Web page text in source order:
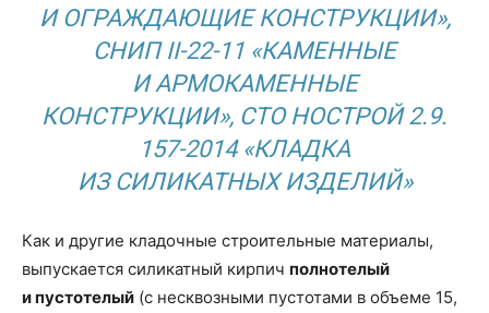
И ОГРАЖДАЮЩИЕ КОНСТРУКЦИИ»,
СНИП II-22-11 «КАМЕННЫЕ
И АРМОКАМЕННЫЕ
КОНСТРУКЦИИ», СТО НОСТРОЙ 2.9.
157-2014 «КЛАДКА
ИЗ СИЛИКАТНЫХ ИЗДЕЛИЙ»
Как и другие кладочные строительные материалы,
выпускается силикатный кирпич полнотелый
и пустотелый (с несквозными пустотами в объеме 15,